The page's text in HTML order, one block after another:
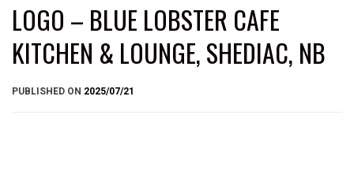
LOGO – BLUE LOBSTER CAFE
KITCHEN & LOUNGE, SHEDIAC, NB
PUBLISHED ON 2025/07/21